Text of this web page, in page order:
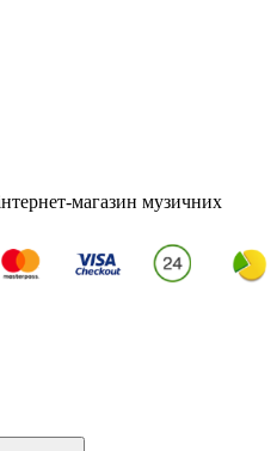
магазин музичних